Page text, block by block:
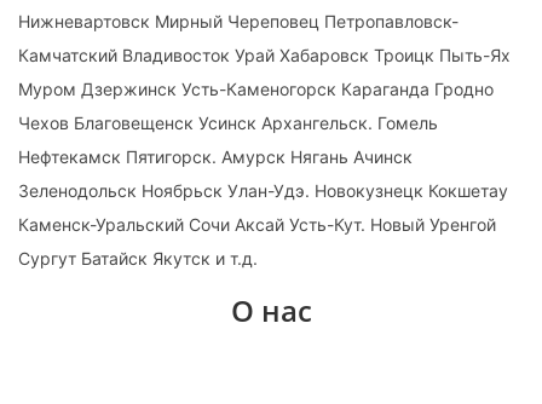
Нижневартовск Мирный Череповец Петропавловск-
Камчатский Владивосток Урай Хабаровск Троицк Пыть-Ях
Муром Дзержинск Усть-Каменогорск Караганда Гродно
Чехов Благовещенск Усинск Архангельск. Гомель
Нефтекамск Пятигорск. Амурск Нягань Ачинск
Зеленодольск Ноябрьск Улан-Удэ. Новокузнецк Кокшетау
Каменск-Уральский Сочи Аксай Усть-Кут. Новый Уренгой
Сургут Батайск Якутск и т.д.
О нас